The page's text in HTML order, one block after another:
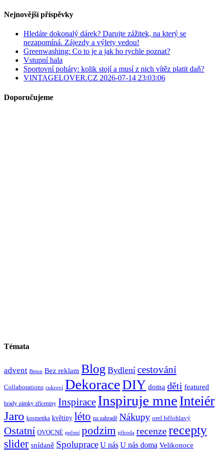
Nejnovější příspěvky
Hledáte dokonalý dárek? Darujte zážitek, na který se
nezapomíná. Zájezdy a výlety vedou!
Greenwashing: Co to je a jak ho rychle poznat?
Vstupní hala
Sportovní poháry: kolik stojí a musí z nich vítěz platit daň?
VINTAGELOVER.CZ 2026-07-14 23:03:06
Doporučujeme
Témata
advent Beton Bez reklam Blog Bydlení cestování
Collaborations cukroví DekoraceDIY doma děti featured
hrady zámky zříceniny Inspirace Inspiruje mneInteiér
Jaro kosmetika květiny léto na zahradě Nákupy orel bělohlavý
Ostatní OVOCNÉ pečení podzim příroda recenzerecepty
slider snídaně Spoluprace U nás U nás doma Velikonoce